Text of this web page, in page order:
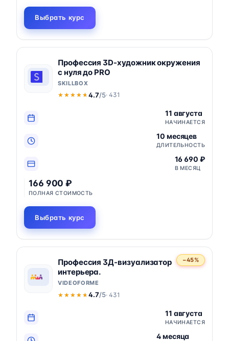
Выбрать курс
Профессия 3D-художник окружения
с нуля до PRO
SKILLBOX
★★★★★
★★★★★ 4.7/5· 431
11 августа
НАЧИНАЕТСЯ
10 месяцев
ДЛИТЕЛЬНОСТЬ
16 690 ₽
В МЕСЯЦ
166 900 ₽
ПОЛНАЯ СТОИМОСТЬ
Выбрать курс
−45%
Профессия 3Д-визуализатор
интерьера.
VIDEOFORME
★★★★★
★★★★★ 4.7/5· 431
11 августа
НАЧИНАЕТСЯ
4 месяца